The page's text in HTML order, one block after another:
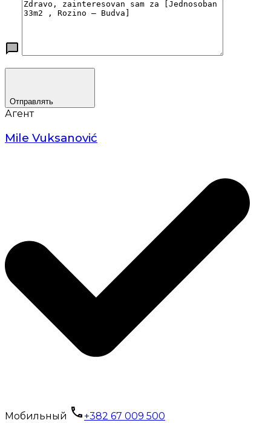
Отправлять
Агент
Mile Vuksanović
Мобильный +382 67 009 500